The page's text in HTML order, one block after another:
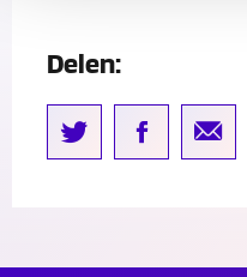
Delen: